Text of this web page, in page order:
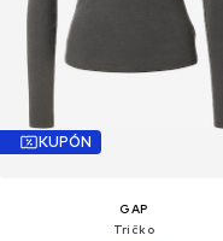
KUPÓN
GAP
Tričko